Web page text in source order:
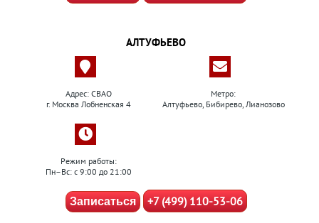
АЛТУФЬЕВО
Адрес: СВАО
г. Москва Лобненская 4
Метро:
Алтуфьево, Бибирево, Лианозово
Режим работы:
Пн–Вс: с 9:00 до 21:00
Записаться +7 (499) 110-53-06